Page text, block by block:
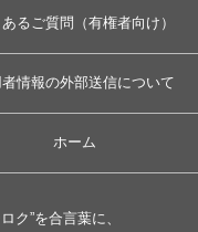
るご質問（有権者向け）
情報の外部送信について
ホーム
ク”を合言葉に、